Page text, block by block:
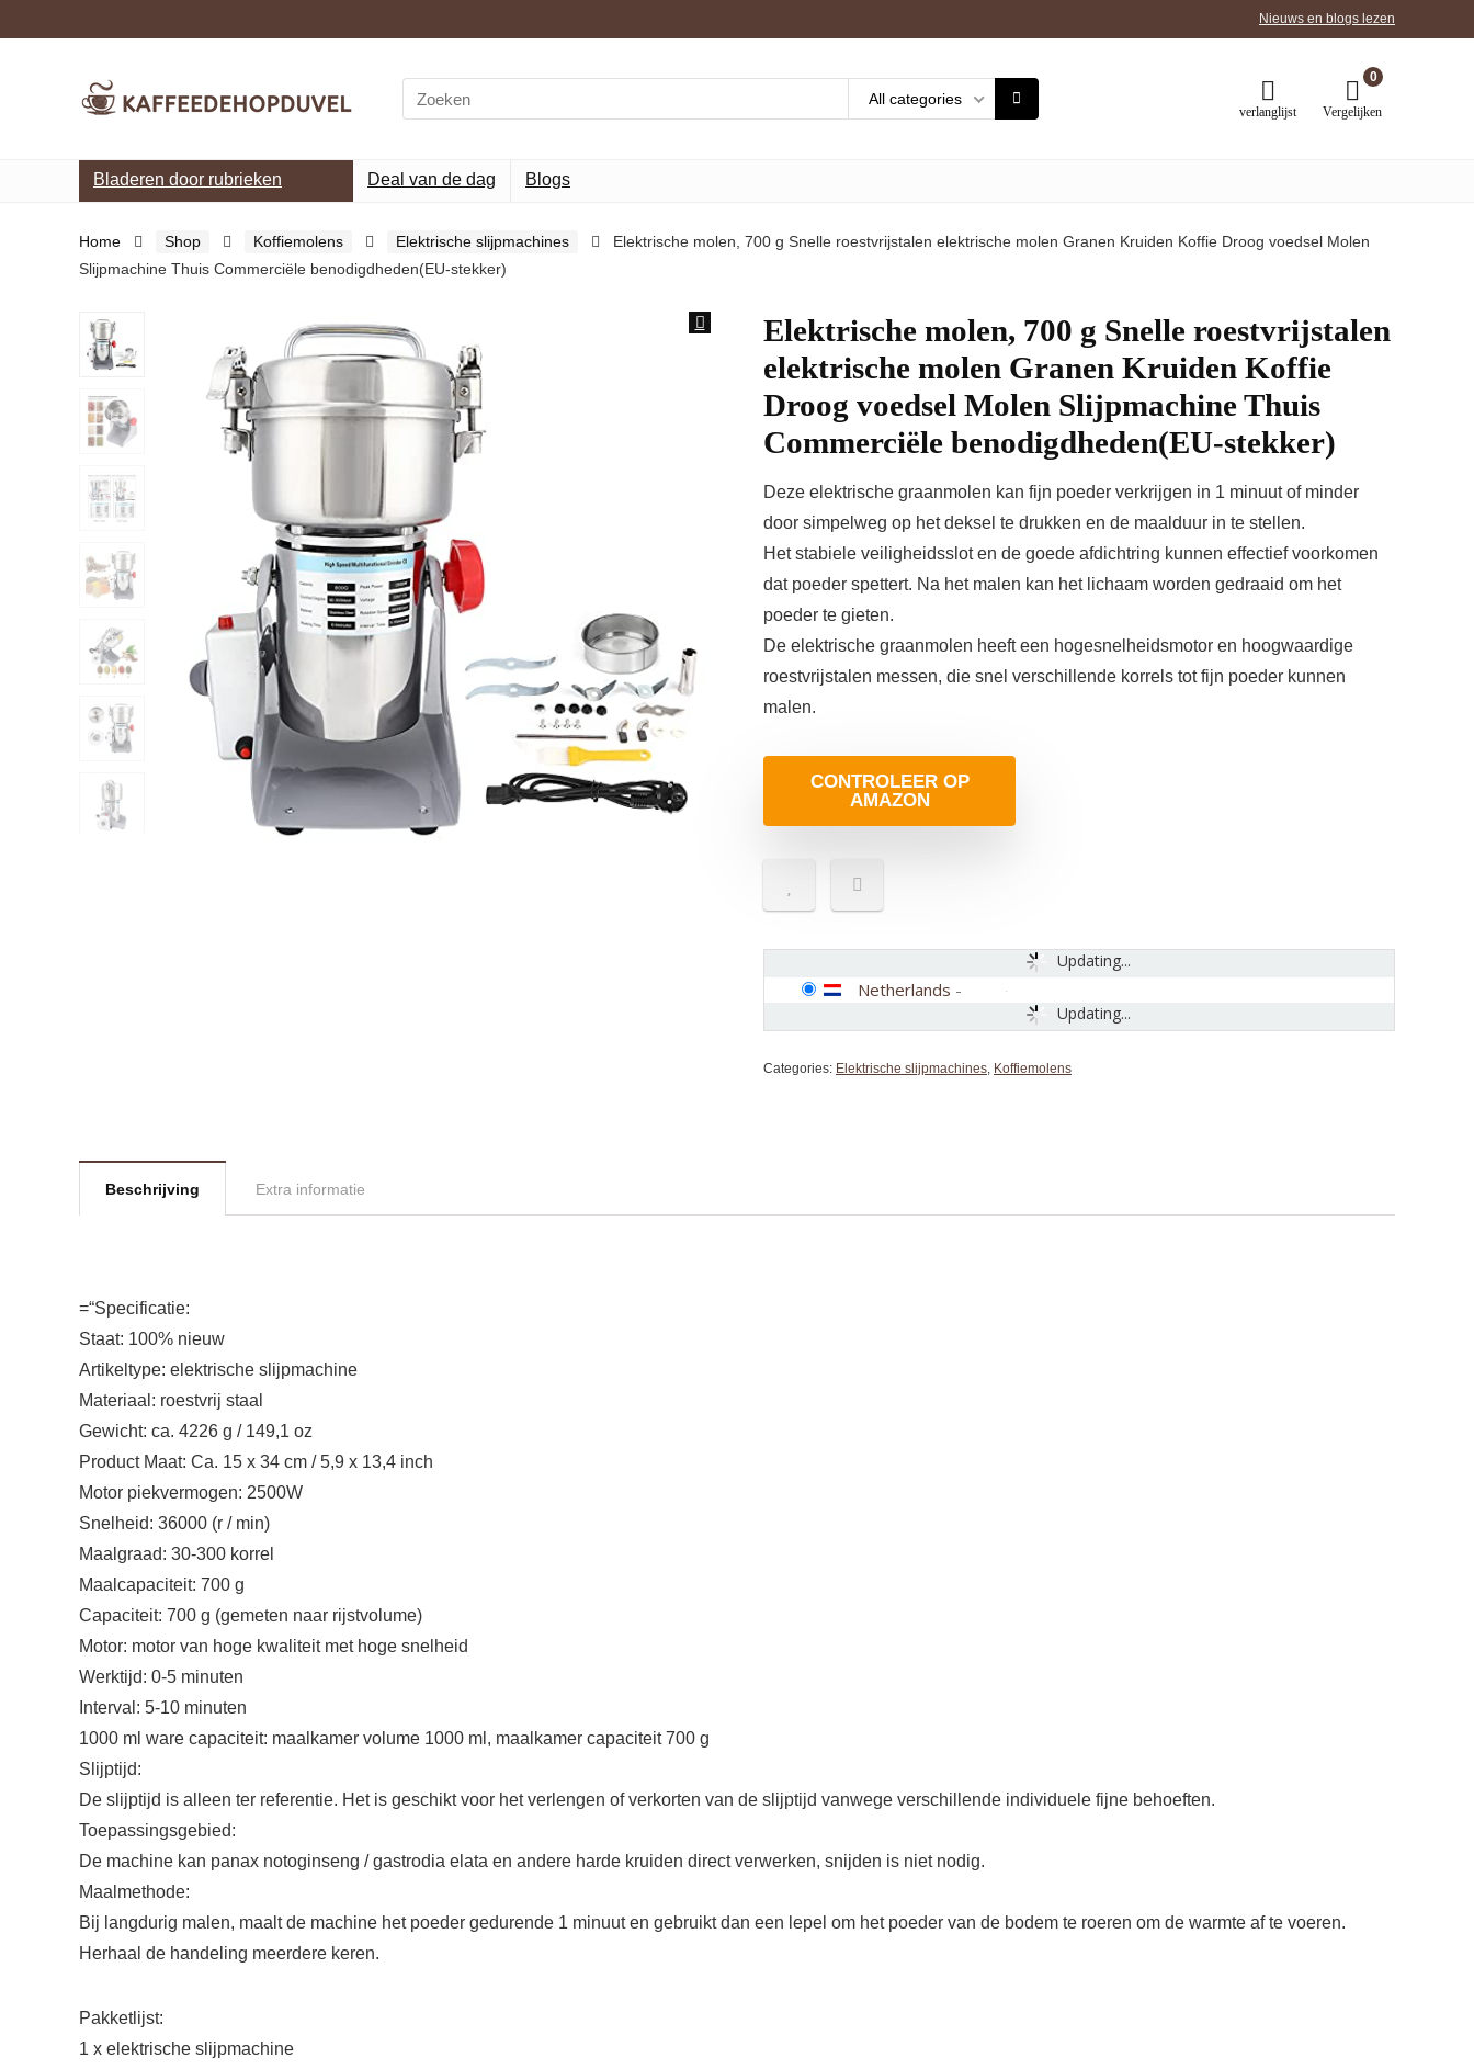
Nieuws en blogs lezen
Search
for:
All categories
verlanglijst
0
Vergelijken
Bladeren door rubrieken Deal van de dag Blogs
Home Shop Koffiemolens Elektrische slijpmachines
Elektrische molen, 700 g Snelle roestvrijstalen elektrische molen Granen Kruiden Koffie Droog voedsel Molen
Slijpmachine Thuis Commerciële benodigdheden(EU-stekker)
Elektrische molen, 700 g Snelle roestvrijstalen
elektrische molen Granen Kruiden Koffie
Droog voedsel Molen Slijpmachine Thuis
Commerciële benodigdheden(EU-stekker)
Deze elektrische graanmolen kan fijn poeder verkrijgen in 1 minuut of minder
door simpelweg op het deksel te drukken en de maalduur in te stellen.
Het stabiele veiligheidsslot en de goede afdichtring kunnen effectief voorkomen
dat poeder spettert. Na het malen kan het lichaam worden gedraaid om het
poeder te gieten.
De elektrische graanmolen heeft een hogesnelheidsmotor en hoogwaardige
roestvrijstalen messen, die snel verschillende korrels tot fijn poeder kunnen
malen.
CONTROLEER OP
AMAZON
Updating...
Updating...
Netherlands -
Categories: Elektrische slijpmachines, Koffiemolens
Beschrijving Extra informatie
=“Specificatie:
Staat: 100% nieuw
Artikeltype: elektrische slijpmachine
Materiaal: roestvrij staal
Gewicht: ca. 4226 g / 149,1 oz
Product Maat: Ca. 15 x 34 cm / 5,9 x 13,4 inch
Motor piekvermogen: 2500W
Snelheid: 36000 (r / min)
Maalgraad: 30-300 korrel
Maalcapaciteit: 700 g
Capaciteit: 700 g (gemeten naar rijstvolume)
Motor: motor van hoge kwaliteit met hoge snelheid
Werktijd: 0-5 minuten
Interval: 5-10 minuten
1000 ml ware capaciteit: maalkamer volume 1000 ml, maalkamer capaciteit 700 g
Slijptijd:
De slijptijd is alleen ter referentie. Het is geschikt voor het verlengen of verkorten van de slijptijd vanwege verschillende individuele fijne behoeften.
Toepassingsgebied:
De machine kan panax notoginseng / gastrodia elata en andere harde kruiden direct verwerken, snijden is niet nodig.
Maalmethode:
Bij langdurig malen, maalt de machine het poeder gedurende 1 minuut en gebruikt dan een lepel om het poeder van de bodem te roeren om de warmte af te voeren.
Herhaal de handeling meerdere keren.
Pakketlijst:
1 x elektrische slijpmachine